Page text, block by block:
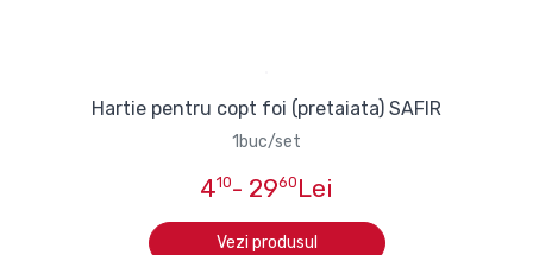
Hartie pentru copt foi (pretaiata) SAFIR
1buc/set
410- 2960 Lei
Vezi produsul